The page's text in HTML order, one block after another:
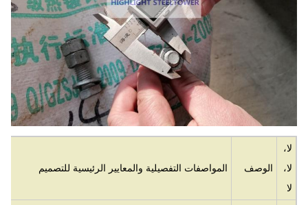
لا،
لا،
لا
الوصف المواصفات التفصيلية والمعايير الرئيسية للتصميم